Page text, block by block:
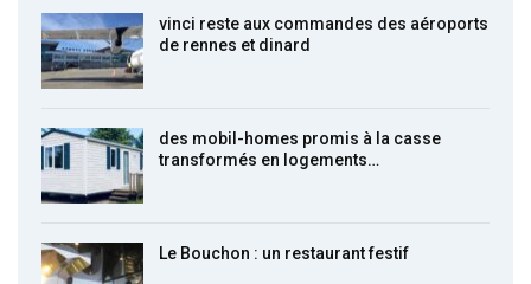
vinci reste aux commandes des aéroports
de rennes et dinard
des mobil-homes promis à la casse
transformés en logements…
Le Bouchon : un restaurant festif